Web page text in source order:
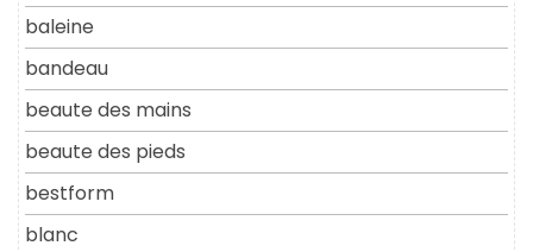
baleine
bandeau
beaute des mains
beaute des pieds
bestform
blanc